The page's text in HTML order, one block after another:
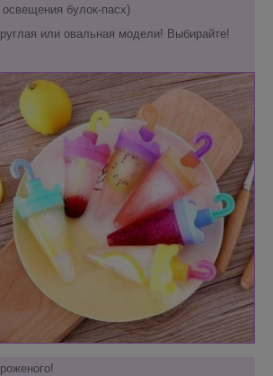
булок-пасх)
или овальная модели! Выбирайте!